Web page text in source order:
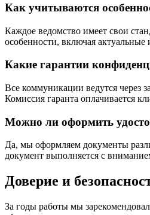
Как учитываются
Каждое ведомство имеет свои
особенности, включая актуальные
Какие гарантии
Все коммуникации ведутся через
Комиссия гаранта оплачивается
Можно ли оформить
Да, мы оформляем документы
документ выполняется с
Доверие и
За годы работы мы